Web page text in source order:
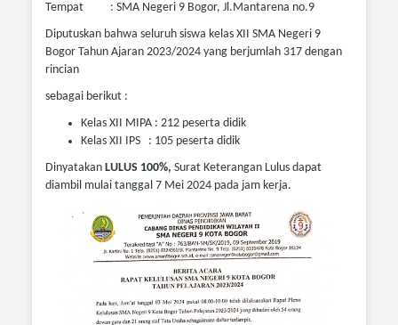
Tempat : SMA Negeri 9 Bogor, Jl.Mantarena no.9
Diputuskan bahwa seluruh siswa kelas XII SMA Negeri 9
Bogor Tahun Ajaran 2023/2024 yang berjumlah 317 dengan
rincian
sebagai berikut :
Kelas XII MIPA : 212 peserta didik
Kelas XII IPS : 105 peserta didik
DinyatakanLULUS 100%, Surat Keterangan Lulus dapat
diambil mulai tanggal 7 Mei 2024 pada jam kerja.